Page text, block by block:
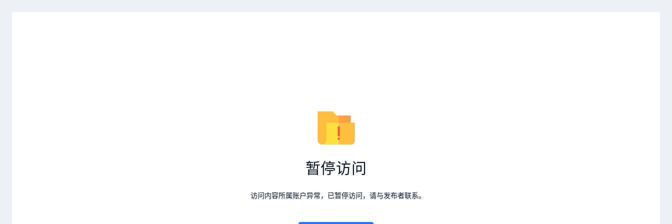
暂停访问
访问内容所属账户异常，已暂停访问，请与发布者联系。